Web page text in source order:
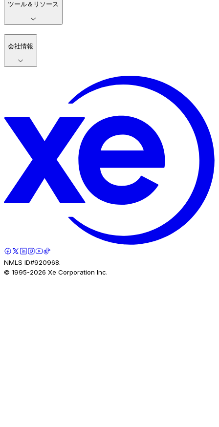
ツール＆リソース
会社情報
NMLS ID#920968.
© 1995-2026 Xe Corporation Inc.